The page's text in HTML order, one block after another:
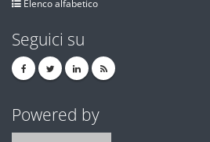
Elenco alfabetico
Seguici su
Powered by